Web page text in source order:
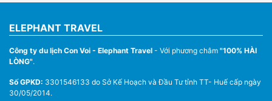
Thuê Xe Du Lịch Tại Huế – Từ 4 Chỗ Đến 45 Chỗ
ELEPHANT TRAVEL
Công ty du lịch Con Voi - Elephant Travel - Với phương châm "100% HÀI
LÒNG".
Số GPKD: 3301546133 do Sở Kế Hoạch và Đầu Tư tỉnh TT- Huế cấp ngày
30/05/2014.